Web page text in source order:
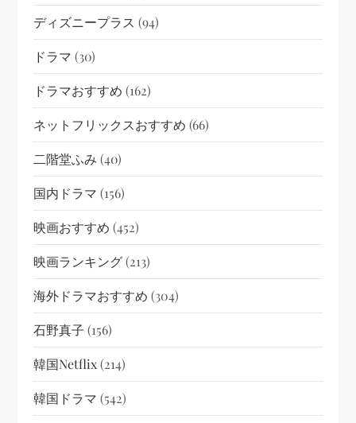
ディズニープラス (94)
ドラマ (30)
ドラマおすすめ (162)
ネットフリックスおすすめ (66)
二階堂ふみ (40)
国内ドラマ (156)
映画おすすめ (452)
映画ランキング(213)
海外ドラマおすすめ (304)
石野真子 (156)
韓国netflix(214)
韓国ドラマ (542)